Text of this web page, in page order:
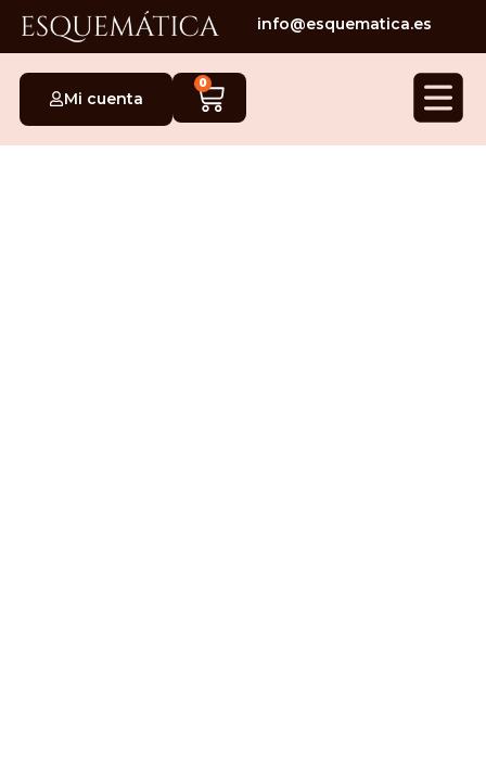
info@esquematica.es
Mi cuenta
0